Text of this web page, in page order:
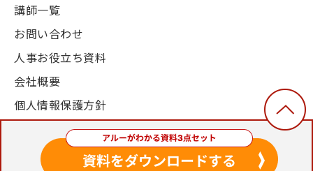
講師一覧
お問い合わせ
人事お役立ち資料
会社概要
個人情報保護方針
© 2003-2024, Alue Co., Ltd. All Rights Reserved.